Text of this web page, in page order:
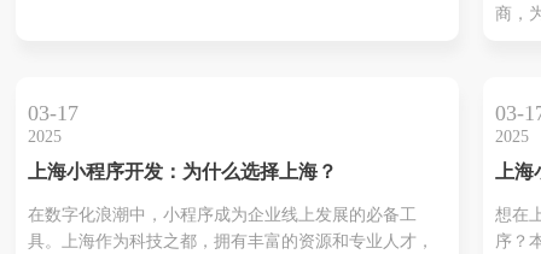
商，
实现
03-17
2025
上海小程序开发：为什么选择上海？
在数字化浪潮中，小程序成为企业线上发展的必备工
具。上海作为科技之都，拥有丰富的资源和专业人才，
03-
2025
上海
价值
想在
序？